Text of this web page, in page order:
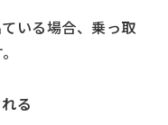
ャンを行う
いる場合、乗っ取
る